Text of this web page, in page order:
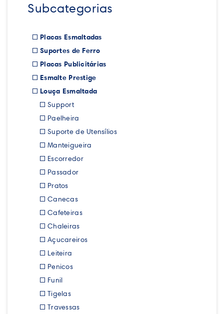
Subcategorias
Placas Esmaltadas
Suportes de Ferro
Placas Publicitárias
Esmalte Prestige
Louça Esmaltada
Support
Paelheira
Suporte de Utensílios
Manteigueira
Escorredor
Passador
Pratos
Canecas
Cafeteiras
Chaleiras
Açucareiros
Leiteira
Penicos
Funil
Tigelas
Travessas